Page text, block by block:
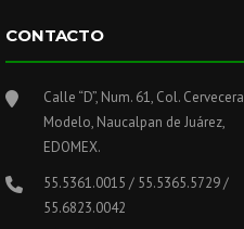
CONTACTO
Calle “D”, Num. 61, Col. Cervecera
Modelo, Naucalpan de Juárez,
EDOMEX.
55.5361.0015 / 55.5365.5729 /
55.6823.0042